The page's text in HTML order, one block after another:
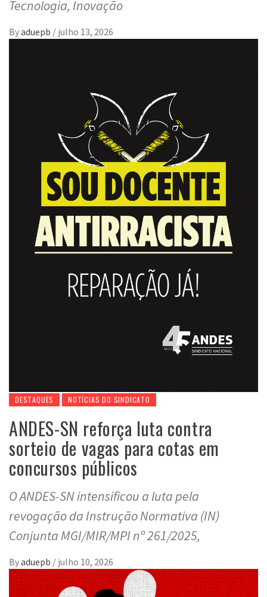
Tecnologia, Inovação
Byaduepb / julho 13, 2026
DESTAQUES NOTÍCIAS DO SINDICATO
ANDES-SN reforça luta contra
sorteio de vagas para cotas em
concursos públicos
O ANDES-SN intensificou a luta pela
revogação da Instrução Normativa (IN)
Conjunta MGI/MIR/MPI nº 261/2025,
Byaduepb / julho 10, 2026